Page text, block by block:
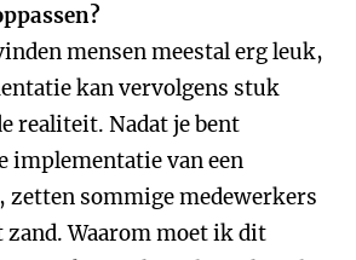
mensen meestal erg leuk,
kan vervolgens stuk
realiteit. Nadat je bent
implementatie van een
sommige medewerkers
zand. Waarom moet ik dit